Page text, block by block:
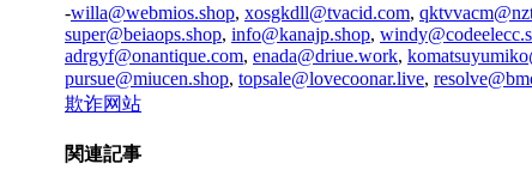
-willa@webmios.shop, xosgkdll@tvacid.com,
super@beiaops.shop, info@kanajp.shop,
adrgyf@onantique.com, enada@driue.work,
pursue@miucen.shop, topsale@lovecoonar.live,
欺诈网站
関連記事